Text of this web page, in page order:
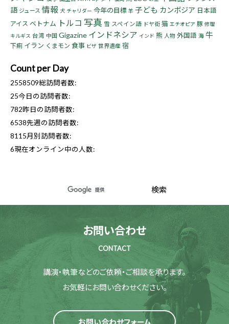
語 ジュース 情報 犬 チャリダー 今年の目標 羊 子ども カンボジア 日本語
アイス ベトナム トルコ 写真 雪 スペイン語 ドヤ街 猫 エチオピア 豚 修理
キルギス 台湾 中国 Gigazine インドネシア インド 熊 人物 外国語 海 牛
下痢 イラン くまモン 食事 ビザ 世界遺産 宿
Count per Day
2558509総訪問者数:
25今日の訪問者数:
782昨日の訪問者数:
6538先週の訪問者数:
8115月別訪問者数:
6現在オンライン中の人数:
お問い合わせ
CONTACT
講演・執筆などのご依頼・ご相談を承ります。
お気軽にお問い合わせください。
お問い合わせフォーム